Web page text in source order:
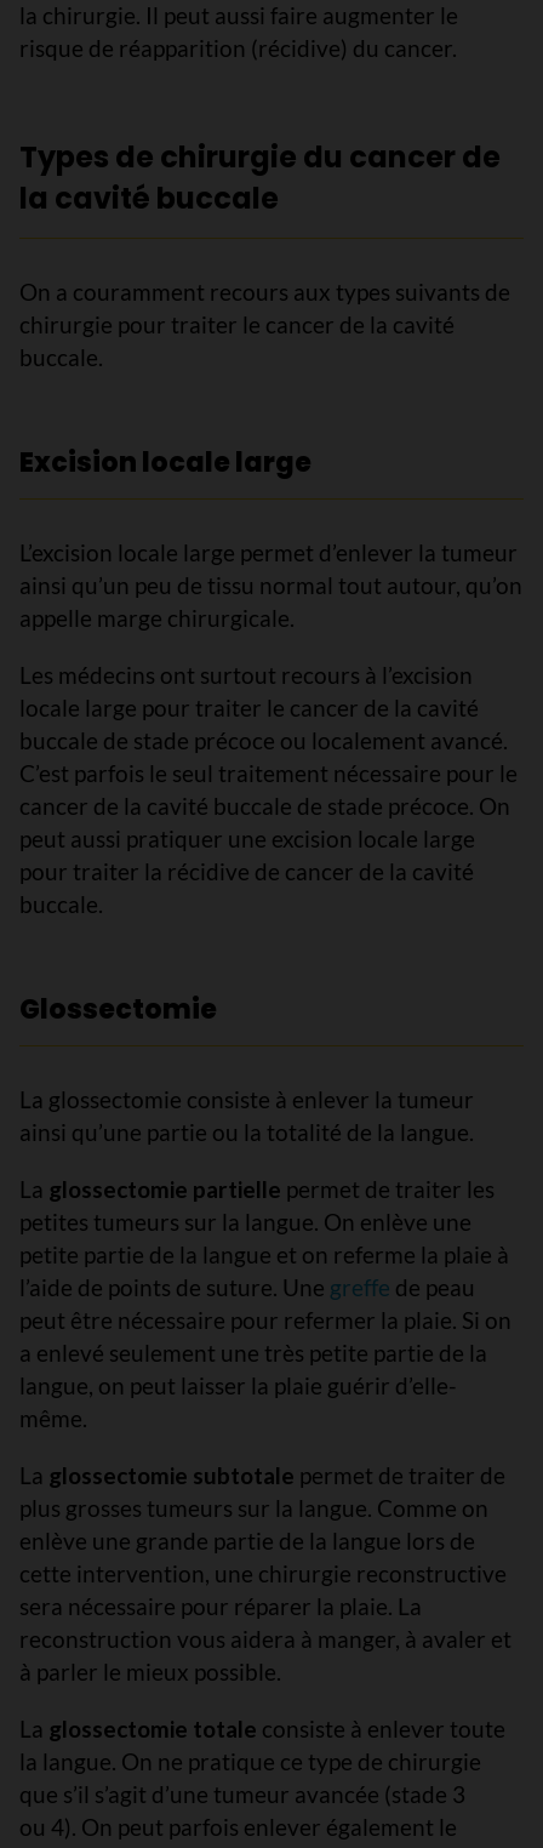
la chirurgie. Il peut aussi faire augmenter le
risque de réapparition (récidive) du cancer.
Types de chirurgie du cancer de
la cavité buccale
On a couramment recours aux types suivants de
chirurgie pour traiter le cancer de la cavité
buccale.
Excision locale large
L’excision locale large permet d’enlever la tumeur
ainsi qu’un peu de tissu normal tout autour, qu’on
appelle marge chirurgicale.
Les médecins ont surtout recours à l’excision
locale large pour traiter le cancer de la cavité
buccale de stade précoce ou localement avancé.
C’est parfois le seul traitement nécessaire pour le
cancer de la cavité buccale de stade précoce. On
peut aussi pratiquer une excision locale large
pour traiter la récidive de cancer de la cavité
buccale.
Glossectomie
La glossectomie consiste à enlever la tumeur
ainsi qu’une partie ou la totalité de la langue.
La glossectomie partielle permet de traiter les
petites tumeurs sur la langue. On enlève une
petite partie de la langue et on referme la plaie à
l’aide de points de suture. Une greffe de peau
peut être nécessaire pour refermer la plaie. Si on
a enlevé seulement une très petite partie de la
langue, on peut laisser la plaie guérir d’elle-
même.
La glossectomie subtotale permet de traiter de
plus grosses tumeurs sur la langue. Comme on
enlève une grande partie de la langue lors de
cette intervention, une chirurgie reconstructive
sera nécessaire pour réparer la plaie. La
reconstruction vous aidera à manger, à avaler et
à parler le mieux possible.
La glossectomie totale consiste à enlever toute
la langue. On ne pratique ce type de chirurgie
que s’il s’agit d’une tumeur avancée (stade 3
ou 4). On peut parfois enlever également le